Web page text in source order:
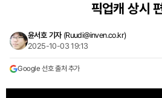
픽업캐 상시
윤서호 기자 (Ruudi@inven.co.kr)
2025-10-03 19:13
Google 선호 출처 추가